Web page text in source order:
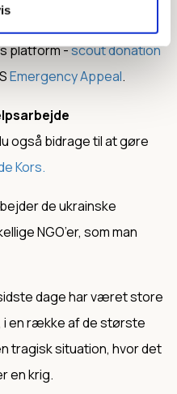
platform -scout donation
Emergency Appeal.
også bidrage til at gøre
Kors.
de ukrainske
NGO’er, som man
dage har været store
i en række af de største
tragisk situation, hvor det
en krig.